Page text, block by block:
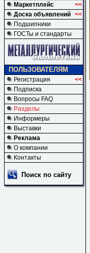
Маркетплейс
<<
Доска объявлений <<
Подшипники
ГОСТы и стандарты
ПОЛЬЗОВАТЕЛЯМ
Регистрация
<<
Подписка
Вопросы FAQ
Разделы
Информеры
Выставки
Реклама
О компании
Контакты
Поиск по сайту